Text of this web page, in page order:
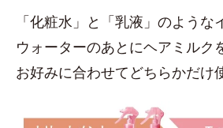
「化粧水」と「乳液」のような
ウォーターのあとにヘアミルク
お好みに合わせてどちらかだ